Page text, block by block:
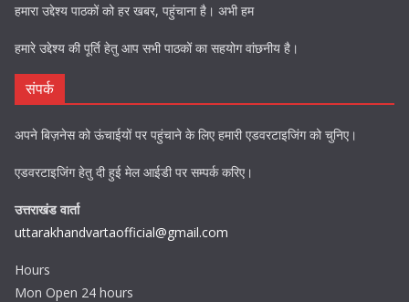
हमारा उद्देश्य पाठकों को हर खबर, पहुंचाना है। अभी हम
हमारे उद्देश्य की पूर्ति हेतु आप सभी पाठकों का सहयोग वांछनीय है।
संपर्क
अपने बिज़नेस को ऊंचाईयों पर पहुंचाने के लिए हमारी एडवरटाइजिंग को चुनिए।
एडवरटाइजिंग हेतु दी हुई मेल आईडी पर सम्पर्क करिए।
उत्तराखंड वार्ता
uttarakhandvartaofficial@gmail.com
Hours
Mon Open 24 hours